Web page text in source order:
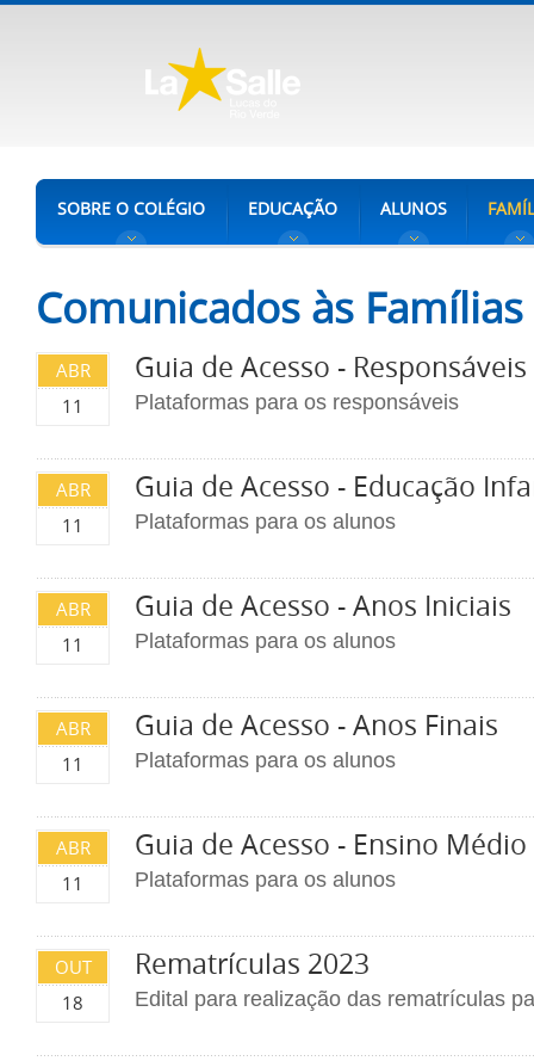
SOBRE O COLÉGIO EDUCAÇÃO ALUNOS
Comunicados às Famílias
ABR
11
Guia de Acesso - Responsáveis
Plataformas para os responsáveis
ABR
11
Guia de Acesso - Educação
Plataformas para os alunos
ABR
11
Guia de Acesso - Anos Iniciais
Plataformas para os alunos
ABR
11
Guia de Acesso - Anos Finais
Plataformas para os alunos
ABR
11
Guia de Acesso - Ensino Médio
Plataformas para os alunos
OUT
18
Rematrículas 2023
Edital para realização das rematrículas